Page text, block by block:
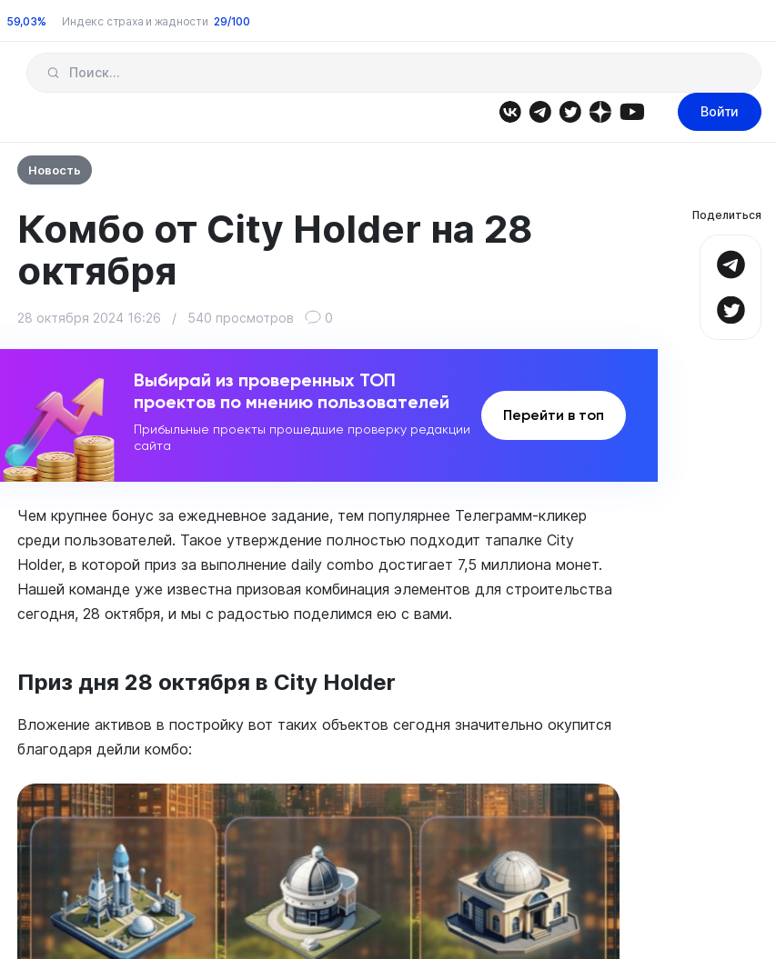
59,03% Индекс страха и жадности 29/100
Войти
Новость
Комбо от City Holder на 28
октября
28 октября 2024 16:26 / 540 просмотров 0
Выбирай из проверенных ТОП
проектов по мнению пользователей
Прибыльные проекты прошедшие проверку редакции
сайта
Перейти в топ
Чем крупнее бонус за ежедневное задание, тем популярнее Телеграмм-кликер
среди пользователей. Такое утверждение полностью подходит тапалке City
Holder, в которой приз за выполнение daily combo достигает 7,5 миллиона монет.
Нашей команде уже известна призовая комбинация элементов для строительства
сегодня, 28 октября, и мы с радостью поделимся ею с вами.
Приз дня 28 октября в City Holder
Вложение активов в постройку вот таких объектов сегодня значительно окупится
благодаря дейли комбо:
Поделиться